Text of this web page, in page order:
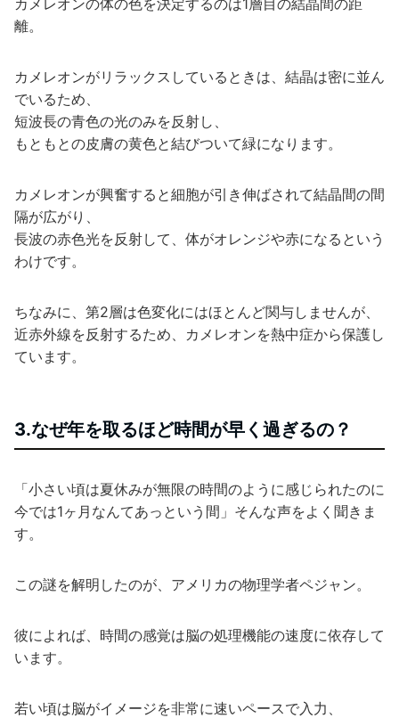
離。
カメレオンがリラックスしているときは、結晶は密に並ん
でいるため、
短波長の青色の光のみを反射し、
もともとの皮膚の黄色と結びついて緑になります。
カメレオンが興奮すると細胞が引き伸ばされて結晶間の間
隔が広がり、
長波の赤色光を反射して、体がオレンジや赤になるという
わけです。
ちなみに、第2層は色変化にはほとんど関与しませんが、
近赤外線を反射するため、カメレオンを熱中症から保護し
ています。
3.なぜ年を取るほど時間が早く過ぎるの？
「小さい頃は夏休みが無限の時間のように感じられたのに
今では1ヶ月なんてあっという間」そんな声をよく聞きま
す。
この謎を解明したのが、アメリカの物理学者ペジャン。
彼によれば、時間の感覚は脳の処理機能の速度に依存して
います。
若い頃は脳がイメージを非常に速いペースで入力、